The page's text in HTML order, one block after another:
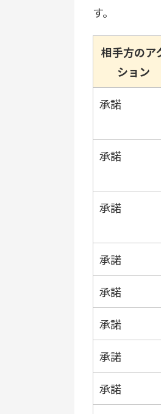
す。
相手方のア
ション
承諾
承諾
承諾
承諾
承諾
承諾
承諾
承諾